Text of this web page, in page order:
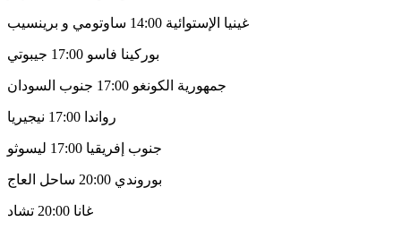
غينيا الإستوائية 14:00 ساوتومي و برينسيب
بوركينا فاسو 17:00 جيبوتي
جمهورية الكونغو 17:00 جنوب السودان
رواندا 17:00 نيجيريا
جنوب إفريقيا 17:00 ليسوثو
بوروندي 20:00 ساحل العاج
غانا 20:00 تشاد